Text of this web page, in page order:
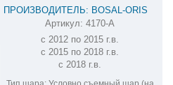
ПРОИЗВОДИТЕЛЬ: BOSAL-ORIS
ФАРКОП НА MITSUBISHI OUTLANDER
4170-A
Артикул: 4170-A
с 2012 по 2015 г.в.
с 2015 по 2018 г.в.
с 2018 г.в.